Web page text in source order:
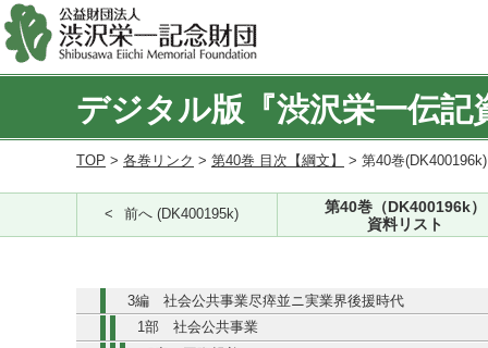
デジタル版『渋沢栄一伝記
TOP > 各巻リンク > 第40巻 目次【綱文】 > 第40巻
前へ (DK400195k)
第40巻（DK400196k）
資料リスト
3編 社会公共事業尽瘁並ニ実業界後援時代
1部 社会公共事業